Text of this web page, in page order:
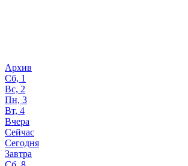
Архив
Сб, 1
Вс, 2
Пн, 3
Вт, 4
Вчера
Сейчас
Сегодня
Завтра